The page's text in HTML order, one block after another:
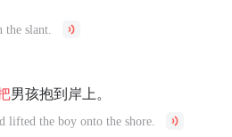
slant.
男孩抱到岸上。
lifted the boy onto the shore.